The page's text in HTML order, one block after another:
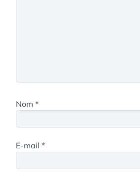
Nom *
E-mail *